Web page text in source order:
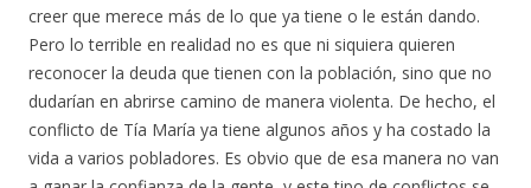
creer que merece más de lo que ya tiene o le están dando.
Pero lo terrible en realidad no es que ni siquiera quieren
reconocer la deuda que tienen con la población, sino que no
dudarían en abrirse camino de manera violenta. De hecho, el
conflicto de Tía María ya tiene algunos años y ha costado la
vida a varios pobladores. Es obvio que de esa manera no van